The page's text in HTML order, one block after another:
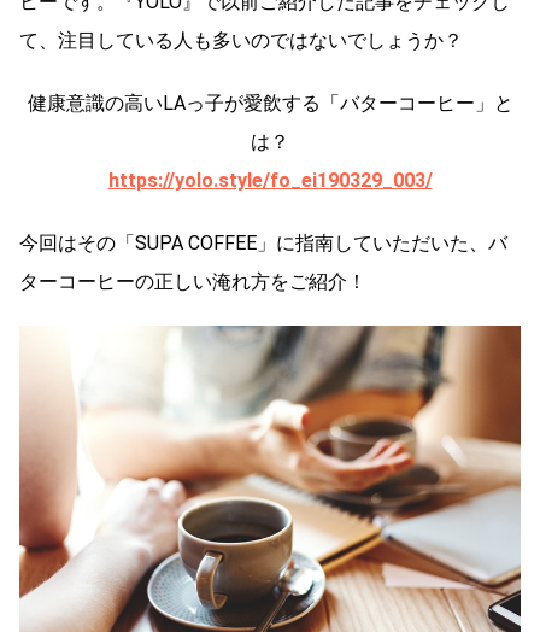
て、注目している人も多いのではないでしょうか？
健康意識の高いLAっ子が愛飲する「バターコーヒー」と
は？
https://yolo.style/fo_ei190329_003/
今回はその「SUPA COFFEE」に指南していただいた、バ
ターコーヒーの正しい淹れ方をご紹介！